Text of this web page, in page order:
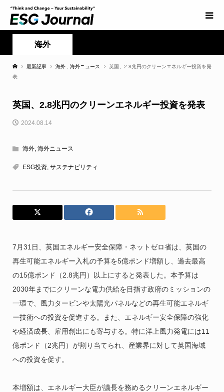
海外
最新記事 海外 海外ニュース
英国、2.8兆円のクリーンエネルギー投資を発
表
英国、2.8兆円のクリーンエネルギー投資を発表
2024.08.14
海外, 海外ニュース
ESG投資, サステナビリティ
7月31日、英国エネルギー安全保障・ネットゼロ省は、英国の
再生可能エネルギー入札の予算を5億ポンド増額し、過去最高
の15億ポンド（2.8兆円）以上にすると発表した。本予算は
2030年までにクリーンな電力供給を目指す政府のミッションの
一環で、風力タービンや太陽光パネルなどの再生可能エネルギ
ー技術への投資を促進する。また、エネルギー安全保障の強化
や経済成長、雇用創出にも寄与する。特に洋上風力発電には11
億ポンド（2兆円）が割り当てられ、産業界に対して英国海域
への投資を促す。
本増額は、エネルギー大臣が議長を務めるクリーンエネルギー